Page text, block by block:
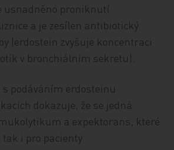
usnadněno proniknutí
a je zesílen antibiotický
(erdostein zvyšuje koncentraci
v bronchiálním sekretu).
podáváním erdosteinu
dokazuje, že se jedná
a expektorans, které
i pro pacienty